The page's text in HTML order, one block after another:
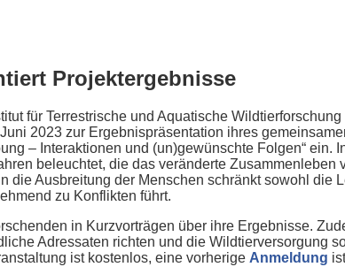
Projektergebnisse
für Terrestrische und Aquatische
2023 zur Ergebnispräsentation ihres
– Interaktionen und (un)gewünschte Folgen“ ein.
beleuchtet, die das veränderte Zusammenleben
die Ausbreitung der Menschen schränkt sowohl die
zu Konflikten führt.
in Kurzvorträgen über ihre Ergebnisse.
Adressaten richten und die Wildtierversorgung
ist kostenlos, eine vorherige Anmeldung